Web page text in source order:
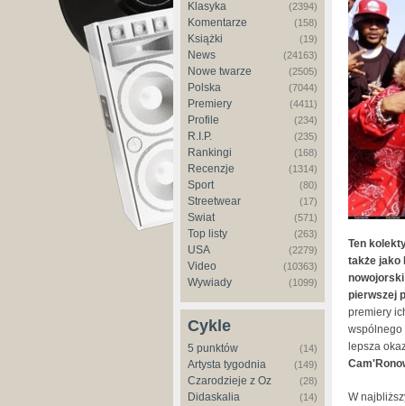
Klasyka (2394)
Komentarze (158)
Książki (19)
News (24163)
Nowe twarze (2505)
Polska (7044)
Premiery (4411)
Profile (234)
R.I.P. (235)
Rankingi (168)
Recenzje (1314)
Sport (80)
Streetwear (17)
Świat (571)
Top listy (263)
USA (2279)
Video (10363)
Wywiady (1099)
Cykle
5 punktów (14)
Artysta tygodnia (149)
Czarodzieje z Oz (28)
Didaskalia (14)
Ten
także jako
pierwszej
premiery
wspólnego
lepsza
W